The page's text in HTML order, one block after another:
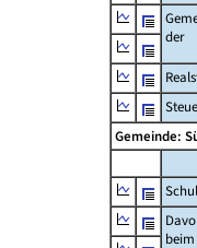
der
Gemeinde:
beim